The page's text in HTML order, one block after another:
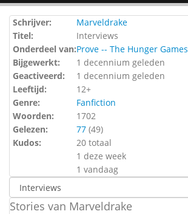
Schrijver:
Marveldrake
Titel:
Interviews
Onderdeel van:Prove -- The Hunger Games
Bijgewerkt:
1 decennium geleden
Geactiveerd:
1 decennium geleden
Leeftijd:
12+
Genre:
Fanfiction
Woorden:
1702
Gelezen:
77 (49)
Kudos:
20 totaal
1 deze week
1 vandaag
Stories van Marveldrake